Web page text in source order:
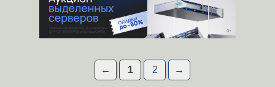
← 1 2 →